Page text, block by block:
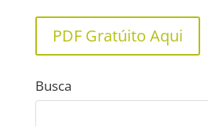
PDF Gratúito Aqui
Busca